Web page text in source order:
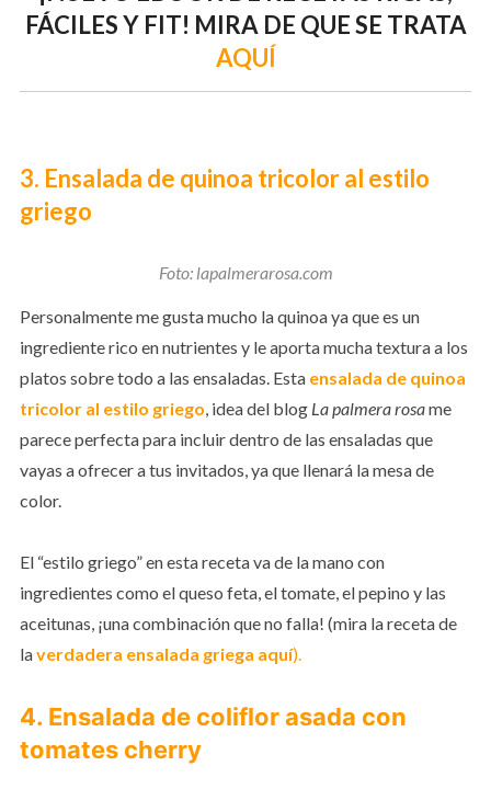
FÁCILES Y FIT! MIRA DE QUE SE TRATA
AQUÍ
3. Ensalada de quinoa tricolor al estilo
griego
Foto: lapalmerarosa.com
Personalmente me gusta mucho la quinoa ya que es un
ingrediente rico en nutrientes y le aporta mucha textura a los
platos sobre todo a las ensaladas. Esta ensalada de quinoa
tricolor al estilo griego , idea del blog La palmera rosame
parece perfecta para incluir dentro de las ensaladas que
vayas a ofrecer a tus invitados, ya que llenará la mesa de
color.
El “estilo griego” en esta receta va de la mano con
ingredientes como el queso feta, el tomate, el pepino y las
aceitunas, ¡una combinación que no falla! (mira la receta de
laverdadera ensalada griega aquí).
4. Ensalada de coliflor asada con
tomates cherry